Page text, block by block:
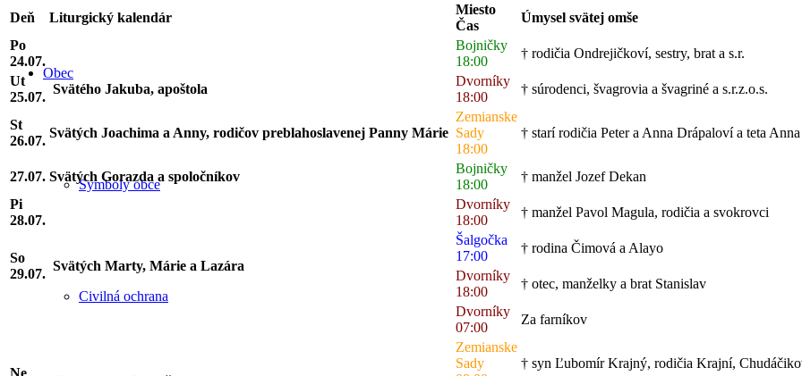
Obec
Symboly obce
Civilná ochrana
Deň Liturgický kalendár
Miesto
Čas
Úmysel svätej omše
Po
24.07.
Bojničky
18:00
† rodičia Ondrejičkoví, sestry, brat a s.r.
Ut
25.07.
Svätého Jakuba, apoštola
Dvorníky
18:00
† súrodenci, švagrovia a švagriné a s.r.z.o.s.
St
26.07.
Svätých Joachima a Anny, rodičov preblahoslavenej Panny Márie
Zemianske
Sady
18:00
† starí rodičia Peter a Anna Drápaloví a teta Anna
27.07. Svätých Gorazda a spoločníkov
Bojničky
18:00
† manžel Jozef Dekan
Pi
28.07.
Dvorníky
18:00
† manžel Pavol Magula, rodičia a svokrovci
So
29.07.
Svätých Marty, Márie a Lazára
Šalgočka
17:00
† rodina Čimová a Alayo
Dvorníky
18:00
† otec, manželky a brat Stanislav
Ne
Dvorníky
07:00
Za farníkov
Zemianske
Sady
† syn Ľubomír Krajný, rodičia Krajní,